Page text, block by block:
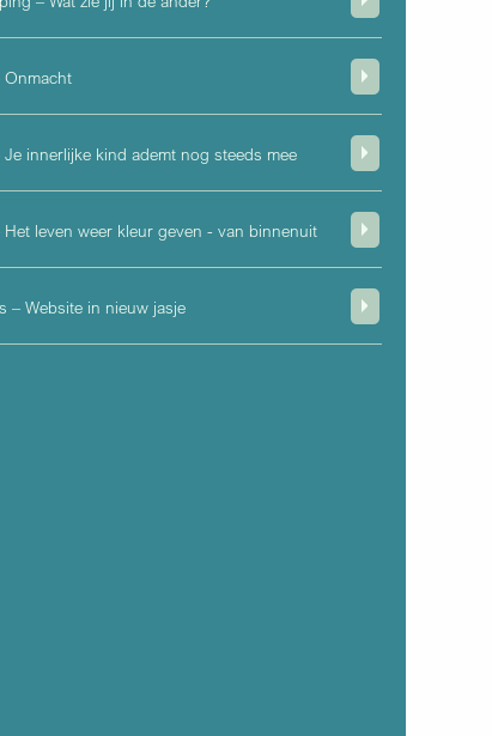
Onmacht
Je innerlijke kind ademt nog steeds mee
Het leven weer kleur geven - van binnenuit
– Website in nieuw jasje